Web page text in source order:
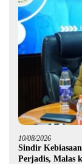
10/08/2026
Sindir
Perjadis, Malas